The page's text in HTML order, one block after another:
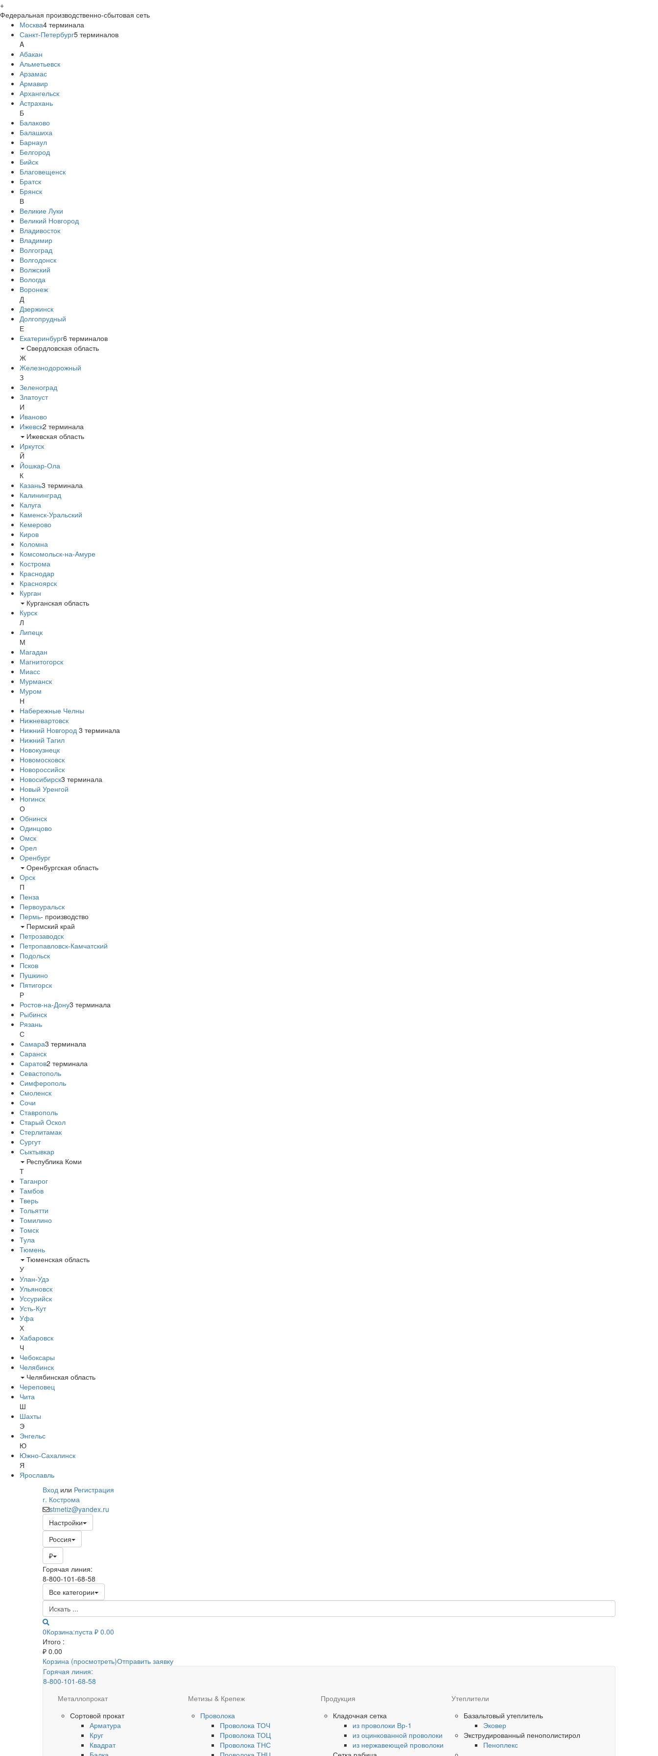
+
Федеральная производственно-сбытовая сеть
Москва4 терминала
Санкт-Петербург5 терминалов
A
Абакан
Альметьевск
Арзамас
Армавир
Архангельск
Астрахань
Б
Балаково
Балашиха
Барнаул
Белгород
Бийск
Благовещенск
Братск
Брянск
В
Великие Луки
Великий Новгород
Владивосток
Владимир
Волгоград
Волгодонск
Волжский
Вологда
Воронеж
Д
Дзержинск
Долгопрудный
Е
Екатеринбург6 терминалов
Свердловская область
Ж
Железнодорожный
З
Зеленоград
Златоуст
И
Иваново
Ижевск2 терминала
Ижевская область
Иркутск
Й
Йошкар-Ола
К
Казань3 терминала
Калининград
Калуга
Каменск-Уральский
Кемерово
Киров
Коломна
Комсомольск-на-Амуре
Кострома
Краснодар
Красноярск
Курган
Курганская область
Курск
Л
Липецк
М
Магадан
Магнитогорск
Миасс
Мурманск
Муром
Н
Набережные Челны
Нижневартовск
Нижний Новгород 3 терминала
Нижний Тагил
Новокузнецк
Новомосковск
Новороссийск
Новосибирск3 терминала
Новый Уренгой
Ногинск
О
Обнинск
Одинцово
Омск
Орел
Оренбург
Оренбургская область
Орск
П
Пенза
Первоуральск
Пермь- производство
Пермский край
Петрозаводск
Петропавловск-Камчатский
Подольск
Псков
Пушкино
Пятигорск
Р
Ростов-на-Дону3 терминала
Рыбинск
Рязань
С
Самара3 терминала
Саранск
Саратов2 терминала
Севастополь
Симферополь
Смоленск
Сочи
Ставрополь
Старый Оскол
Стерлитамак
Сургут
Сыктывкар
Республика Коми
Т
Таганрог
Тамбов
Тверь
Тольятти
Томилино
Томск
Тула
Тюмень
Тюменская область
У
Улан-Удэ
Ульяновск
Уссурийск
Усть-Кут
Уфа
Х
Хабаровск
Ч
Чебоксары
Челябинск
Челябинская область
Череповец
Чита
Ш
Шахты
Э
Энгельс
Ю
Южно-Сахалинск
Я
Ярославль
Вход или Регистрация
г. Кострома
stmetiz@yandex.ru
Настройки
Россия
₽
Горячая линия:
8-800-101-68-58
Все категории
0Корзина:пуста ₽ 0.00
Итого :
₽ 0.00
Корзина (просмотреть)Отправить заявку
Горячая линия:
8-800-101-68-58
Металлопрокат
Сортовой прокат
Арматура
Круг
Квадрат
Метизы & Крепеж
Проволока
Проволока ТОЧ
Проволока ТОЦ
Проволока ТНС
Продукция
Кладочная сетка
из проволоки Вр-1
из оцинкованной проволоки
из нержавеющей проволоки
Утеплители
Базальтовый утеплитель
Эковер
Экструдированный пенополистирол
Пеноплекс